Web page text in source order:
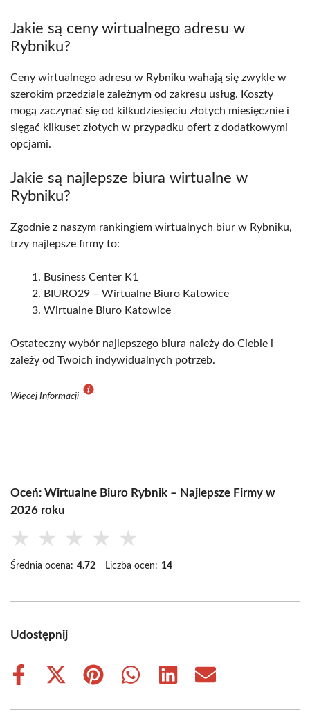
Jakie są ceny wirtualnego adresu w
Rybniku?
Ceny wirtualnego adresu w Rybniku wahają się zwykle w
szerokim przedziale zależnym od zakresu usług. Koszty
mogą zaczynać się od kilkudziesięciu złotych miesięcznie i
sięgać kilkuset złotych w przypadku ofert z dodatkowymi
opcjami.
Jakie są najlepsze biura wirtualne w
Rybniku?
Zgodnie z naszym rankingiem wirtualnych biur w Rybniku,
trzy najlepsze firmy to:
Business Center K1
BIURO29 – Wirtualne Biuro Katowice
Wirtualne Biuro Katowice
Ostateczny wybór najlepszego biura należy do Ciebie i
zależy od Twoich indywidualnych potrzeb.
Więcej Informacji
Oceń: Wirtualne Biuro Rybnik – Najlepsze Firmy w
2026 roku
★ ★ ★ ★ ★
Średnia ocena: 4.72 Liczba ocen: 14
Udostępnij
Share
Share
(Twitter)
Share
Share
Share
Share